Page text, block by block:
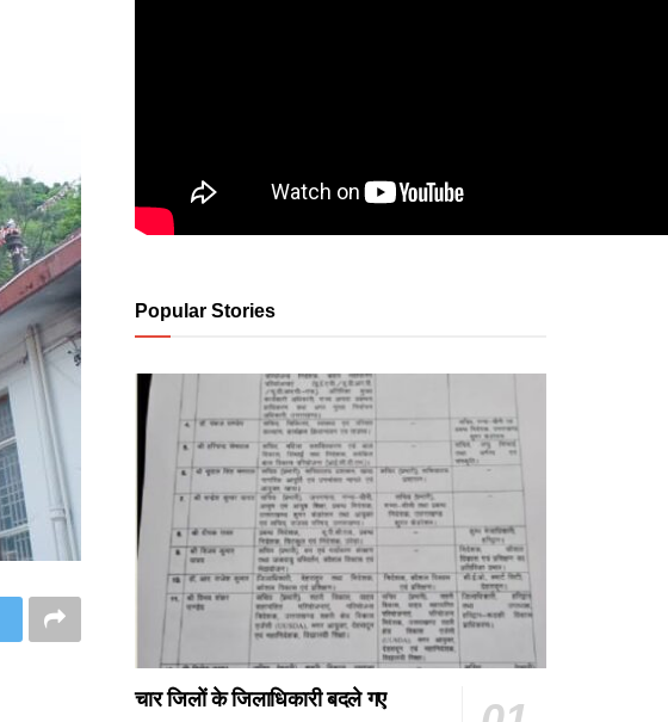
Popular Stories
चार जिलों के जिलाधिकारी बदले गए